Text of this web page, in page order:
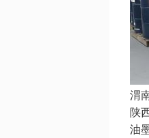
渭
陕
油